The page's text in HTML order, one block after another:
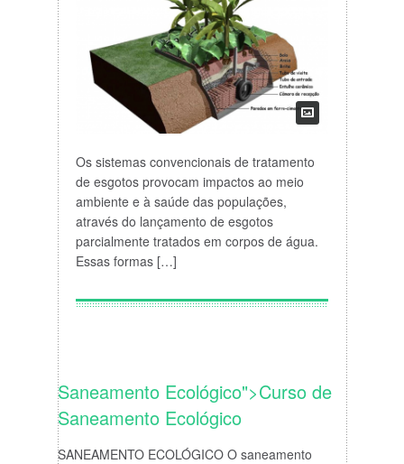
Os sistemas convencionais de tratamento
de esgotos provocam impactos ao meio
ambiente e à saúde das populações,
através do lançamento de esgotos
parcialmente tratados em corpos de água.
Essas formas […]
Saneamento Ecológico">Curso de
SaneamentoEcológico
SANEAMENTOECOLÓGICO O saneamento